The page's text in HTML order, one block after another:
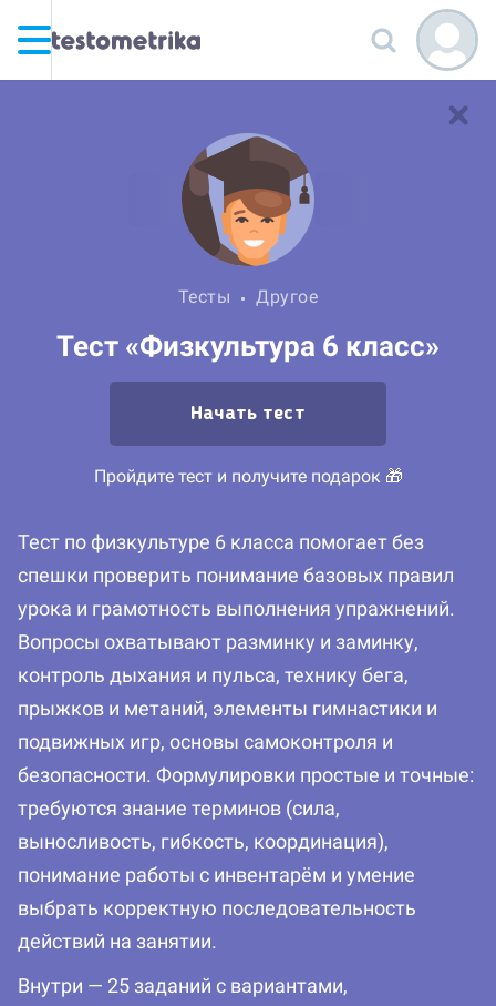
Тесты Другое
Тест «Физкультура 6 класс»
Начать тест
Пройдите тест и получите подарок 🎁
Тест по физкультуре 6 класса помогает без
спешки проверить понимание базовых правил
урока и грамотность выполнения упражнений.
Вопросы охватывают разминку и заминку,
контроль дыхания и пульса, технику бега,
прыжков и метаний, элементы гимнастики и
подвижных игр, основы самоконтроля и
безопасности. Формулировки простые и точные:
требуются знание терминов (сила,
выносливость, гибкость, координация),
понимание работы с инвентарём и умение
выбрать корректную последовательность
действий на занятии.
Внутри — 25 заданий с вариантами,